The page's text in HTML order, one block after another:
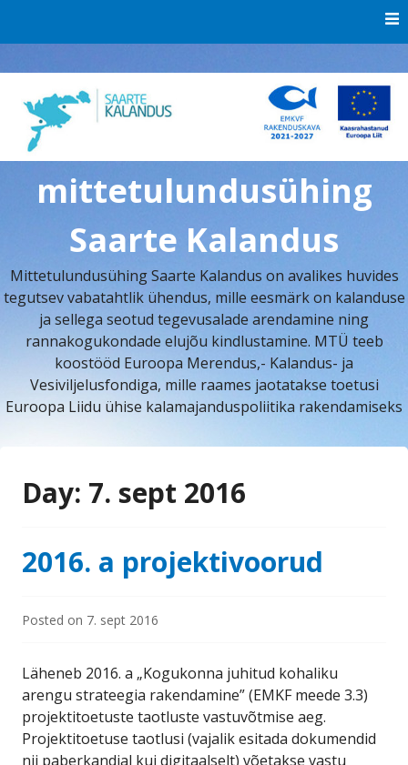
mittetulundusühing
Saarte Kalandus
Mittetulundusühing Saarte Kalandus on avalikes huvides
tegutsev vabatahtlik ühendus, mille eesmärk on kalanduse
ja sellega seotud tegevusalade arendamine ning
rannakogukondade elujõu kindlustamine. MTÜ teeb
koostööd Euroopa Merendus,- Kalandus- ja
Vesiviljelusfondiga, mille raames jaotatakse toetusi
Euroopa Liidu ühise kalamajanduspoliitika rakendamiseks
Day: 7. sept 2016
2016. a projektivoorud
Posted on 7. sept 2016
Läheneb 2016. a „Kogukonna juhitud kohaliku
arengu strateegia rakendamine” (EMKF meede 3.3)
projektitoetuste taotluste vastuvõtmise aeg.
Projektitoetuse taotlusi (vajalik esitada dokumendid
nii paberkandjal kui digitaalselt) võetakse vastu